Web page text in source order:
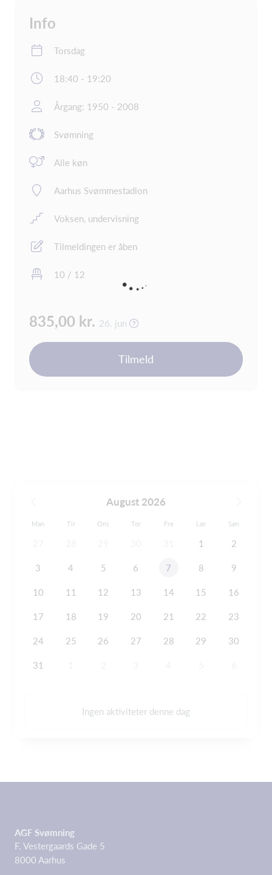
Info
Torsdag
18:40 - 19:20
Årgang: 1950 - 2008
Svømning
Alle køn
Aarhus Svømmestadion
Voksen, undervisning
Tilmeldingen er åben
10 / 12
835,00 kr. 26. jun
Tilmeld
August 2026
Man Tir Ons Tor Fre Lør Søn
1 2
3 4 5 6 7 8 9
10 11 12 13 14 15 16
17 18 19 20 21 22 23
24 25 26 27 28 29 30
31
Ingen aktiviteter denne dag
AGF Svømning
F. Vestergaards Gade 5
8000 Aarhus